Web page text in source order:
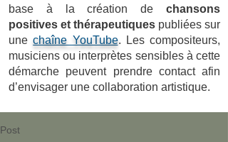
base à la création de chansons
positives et thérapeutiques publiées sur
unechaîne YouTube. Les compositeurs,
musiciens ou interprètes sensibles à cette
démarche peuvent prendre contact afin
d’envisager une collaboration artistique.
Post